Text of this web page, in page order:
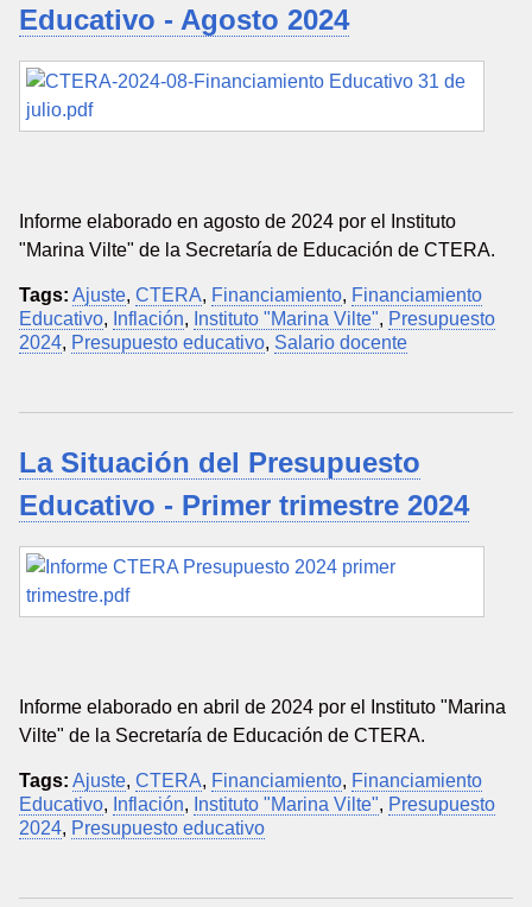
Educativo - Agosto 2024
Informe elaborado en agosto de 2024 por el Instituto
"Marina Vilte" de la Secretaría de Educación de CTERA.
Tags: Ajuste, CTERA, Financiamiento, Financiamiento
Educativo, Inflación, Instituto "Marina Vilte", Presupuesto
2024, Presupuesto educativo, Salario docente
La Situación del Presupuesto
Educativo - Primer trimestre 2024
Informe elaborado en abril de 2024 por el Instituto "Marina
Vilte" de la Secretaría de Educación de CTERA.
Tags: Ajuste, CTERA, Financiamiento, Financiamiento
Educativo, Inflación, Instituto "Marina Vilte", Presupuesto
2024, Presupuesto educativo